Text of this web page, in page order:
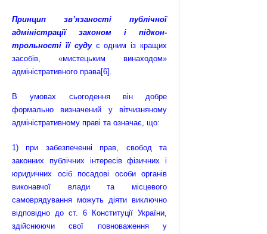
Принцип зв’язаності публічної
адміністрації законом і підкон­
трольності її судує одним із кращих
засобів, «мистецьким винаходом»
адміністративного права[6] .
В умовах сьогодення він добре
формально визначений у вітчизняному
адміністративному праві та означає, що:
1) при забезпеченні прав, свобод та
законних публічних інтересів фізичних і
юридичних осіб посадові особи органів
виконавчої влади та місцевого
самоврядування можуть діяти виключно
відповідно до ст. 6 Конституції України,
здійснюючи свої повноваження у